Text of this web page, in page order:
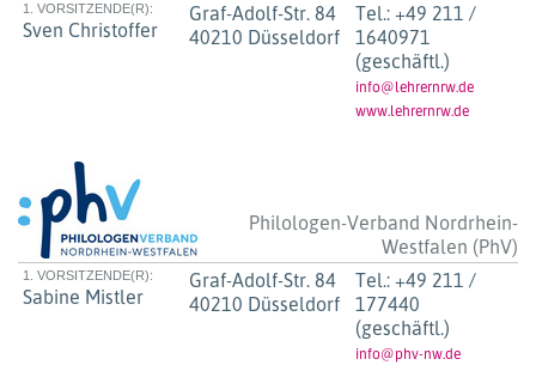
1. VORSITZENDE(R):
Sven Christoffer
Graf-Adolf-Str. 84
40210 Düsseldorf
Tel.:+49 211 /
1640971
(geschäftl.)
info@lehrernrw.de
www.lehrernrw.de
Philologen-Verband Nordrhein-
Westfalen (PhV)
1. VORSITZENDE(R):
Sabine Mistler
Graf-Adolf-Str. 84
40210 Düsseldorf
Tel.:+49 211 /
177440
(geschäftl.)
info@phv-nw.de